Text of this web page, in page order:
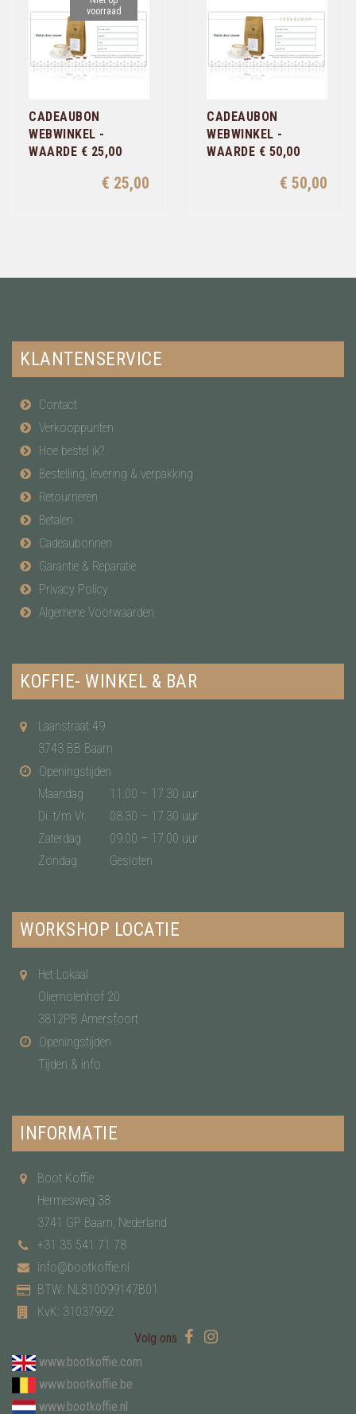
voorraad
CADEAUBON
WEBWINKEL -
WAARDE € 25,00
€ 25,00
CADEAUBON
WEBWINKEL -
WAARDE € 50,00
€ 50,00
KLANTENSERVICE
Contact
Verkooppunten
Hoe bestel ik?
Bestelling, levering & verpakking
Retourneren
Betalen
Cadeaubonnen
Garantie & Reparatie
Privacy Policy
Algemene Voorwaarden
KOFFIE- WINKEL & BAR
Laanstraat 49
3743 BB Baarn
Openingstijden
Maandag
11.00 – 17.30 uur
Di. t/m Vr.
08.30 – 17.30 uur
Zaterdag
09.00 – 17.00 uur
Zondag
Gesloten
WORKSHOP LOCATIE
Het Lokaal
Oliemolenhof 20
3812PB Amersfoort
Openingstijden
Tijden & info
INFORMATIE
Boot Koffie
Hermesweg 38
3741 GP Baarn, Nederland
+31 35 541 71 78
info@bootkoffie.nl
BTW: NL810099147B01
KvK: 31037992
Volg ons
www.bootkoffie.com
www.bootkoffie.be
www.bootkoffie.nl